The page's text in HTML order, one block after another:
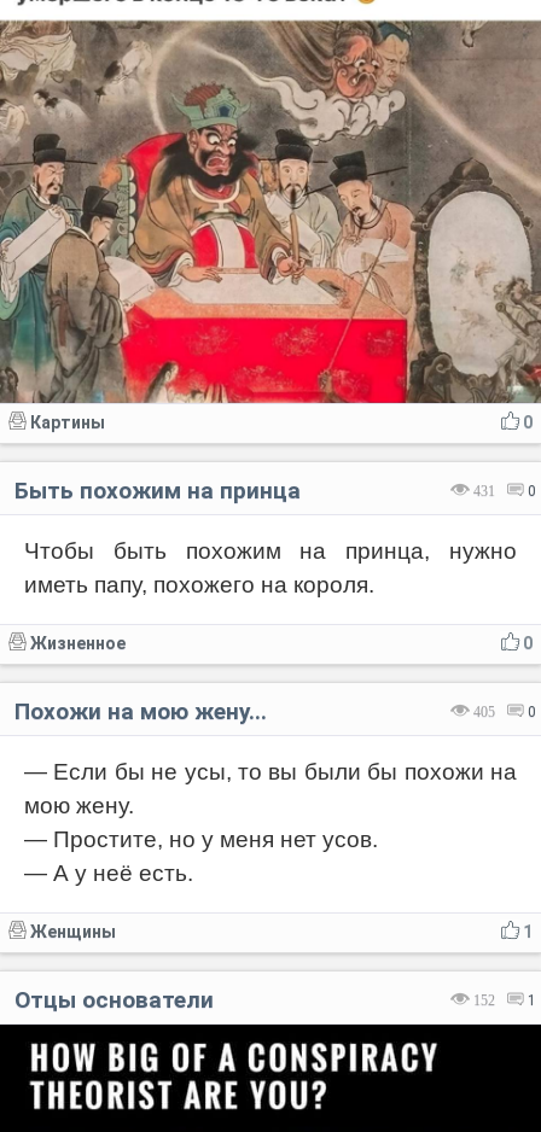
0
Картины
431 0
Быть похожим на принца
Чтобы быть похожим на принца, нужно
иметь папу, похожего на короля.
0
Жизненное
405 0
Похожи на мою жену...
— Если бы не усы, то вы были бы похожи на
мою жену.
— Простите, но у меня нет усов.
— А у неё есть.
1
Женщины
152 1
Отцы основатели